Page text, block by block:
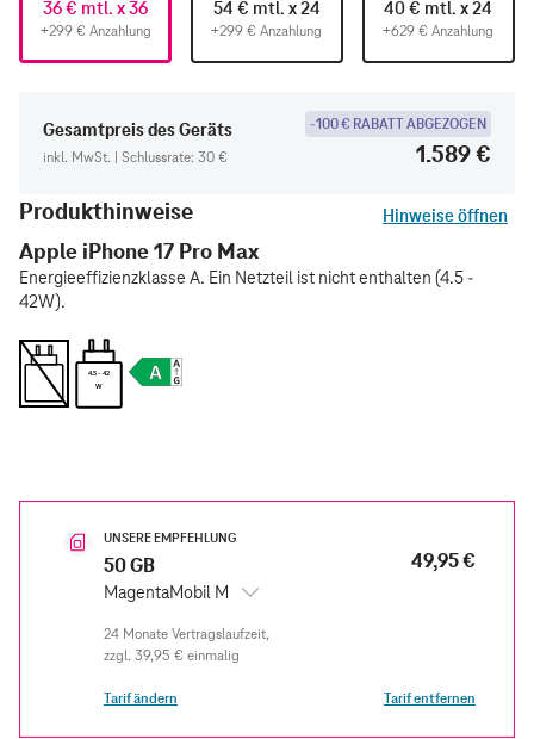
36 € mtl. x 36
+299 € Anzahlung
54 € mtl. x 24
+299 € Anzahlung
40 € mtl. x 24
+629 € Anzahlung
Gesamtpreis des Geräts
inkl. MwSt. | Schlussrate: 30 €
-100 € RABATT ABGEZOGEN
1.589 €
Produkthinweise
Hinweise öffnen
Apple iPhone 17 Pro Max
Energieeffizienzklasse A. Ein Netzteil ist nicht enthalten (4.5 -
42W).
4.5 - 42
W
UNSERE EMPFEHLUNG
50 GB
MagentaMobil M
49,95 €
zzgl. 39,95 € einmalig
Tarif ändern Tarif entfernen